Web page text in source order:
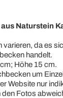
Naturstein
varieren, da es
handelt.
Höhe 15 cm.
um
Website nur
Fotos